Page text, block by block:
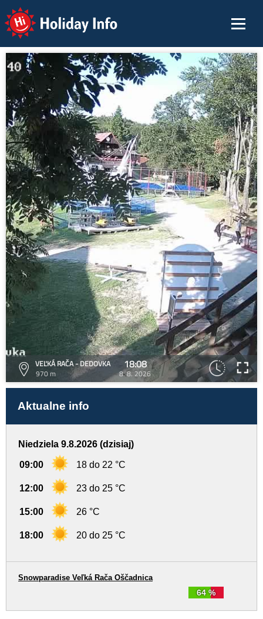
Holiday Info
VEĽKÁ RAČA - DEDOVKA
970 m
18:08
8. 8. 2026
Aktualne info
Niedziela 9.8.2026 (dzisiaj)
09:00 18 do 22 °C
12:00 23 do 25 °C
15:00 26 °C
18:00 20 do 25 °C
64 %
Snowparadise Veľká Rača Oščadnica